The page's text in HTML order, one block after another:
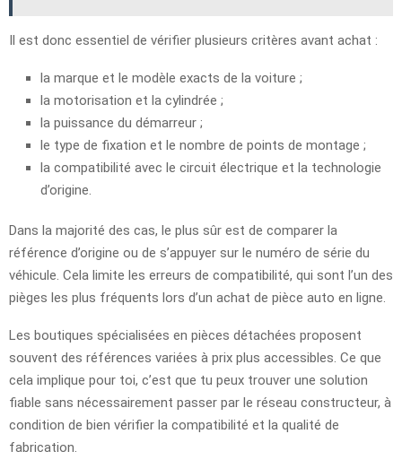
Il est donc essentiel de vérifier plusieurs critères avant achat :
la marque et le modèle exacts de la voiture ;
la motorisation et la cylindrée ;
la puissance du démarreur ;
le type de fixation et le nombre de points de montage ;
la compatibilité avec le circuit électrique et la technologie
d’origine.
Dans la majorité des cas, le plus sûr est de comparer la
référence d’origine ou de s’appuyer sur le numéro de série du
véhicule. Cela limite les erreurs de compatibilité, qui sont l’un des
pièges les plus fréquents lors d’un achat de pièce auto en ligne.
Les boutiques spécialisées en pièces détachées proposent
souvent des références variées à prix plus accessibles. Ce que
cela implique pour toi, c’est que tu peux trouver une solution
fiable sans nécessairement passer par le réseau constructeur, à
condition de bien vérifier la compatibilité et la qualité de
fabrication.